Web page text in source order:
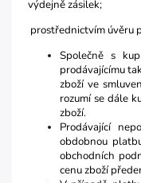
výdejně zásilek;
prostřednictvím úvěru
Společně s
prodávajícímu
zboží ve
rozumí se dále
zboží.
Prodávající
obdobnou
obchodních
cenu zboží